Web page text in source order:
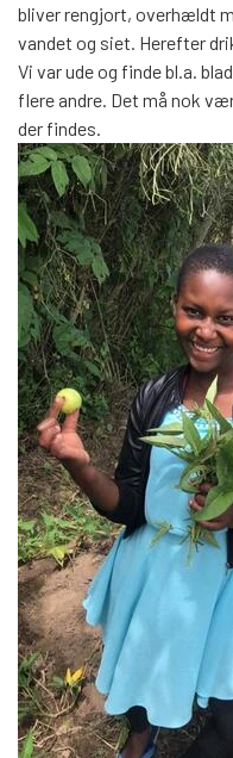
bliver rengjort, overhældt
vandet og siet. Herefter
Vi var ude og finde bl.a.
flere andre. Det må nok
der findes.